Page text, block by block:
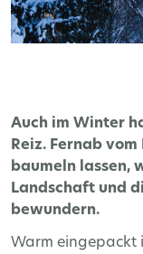
Auch im Winter
Reiz. Fernab
baumeln lassen,
Landschaft und
bewundern.
Warm eingepackt